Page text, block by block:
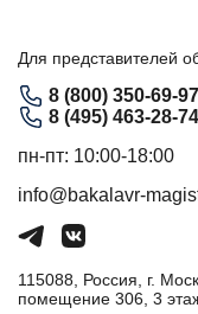
Для представителей
8 (800) 350-69-97
8 (495) 463-28-74
пн-пт: 10:00-18:00
info@bakalavr-
115088, Россия, г.
помещение 306, 3